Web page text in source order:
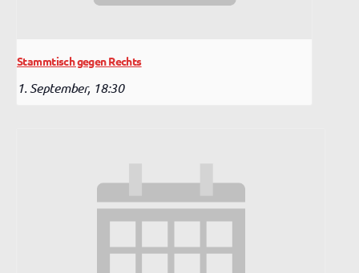
Stammtisch gegen Rechts
1. September, 18:30